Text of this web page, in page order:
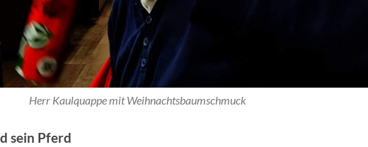
Herr Kaulquappe mit Weihnachtsbaumschmuck
sein Pferd